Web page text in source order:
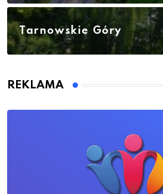
Tarnowskie Góry
REKLAMA